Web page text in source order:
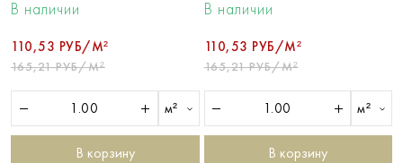
В наличии
110,53 РУБ/М²
165,21 РУБ/М²
м²
В корзину
В наличии
110,53 РУБ/М²
165,21 РУБ/М²
м²
В корзину